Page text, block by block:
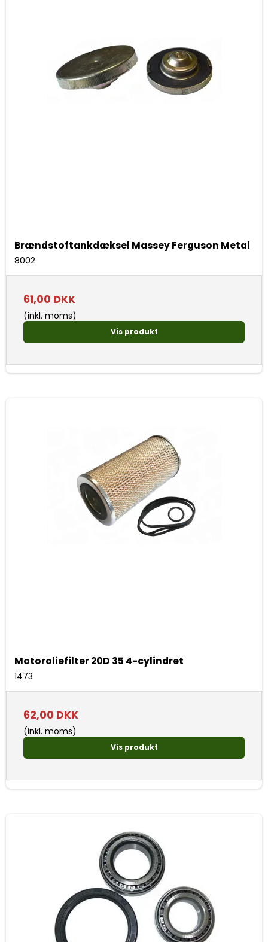
Brændstoftankdæksel Massey Ferguson Metal
8002
61,00 DKK
(inkl. moms)
Vis produkt
Motoroliefilter 20D 35 4-cylindret
1473
62,00 DKK
(inkl. moms)
Vis produkt